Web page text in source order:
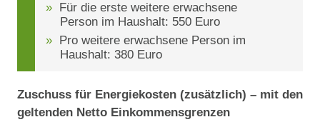
Für die erste weitere erwachsene
Person im Haushalt: 550 Euro
Pro weitere erwachsene Person im
Haushalt: 380 Euro
Zuschuss für Energiekosten (zusätzlich) – mit den
geltenden Netto Einkommensgrenzen